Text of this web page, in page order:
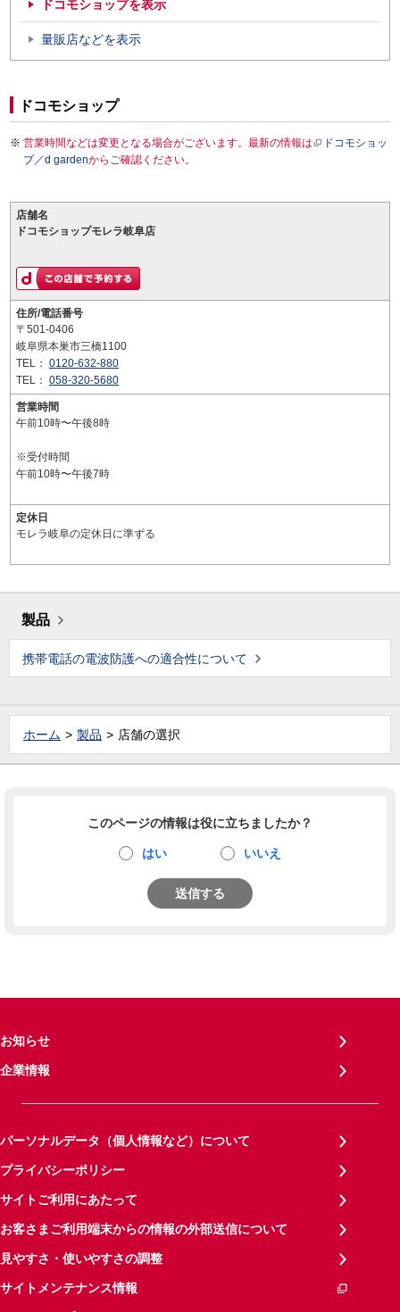
ドコモショップを表示
量販店などを表示
ドコモショップ
営業時間などは変更となる場合がございます。最新の情報は
ドコモショッ
プ／d gardenからご確認ください。
店舗名
ドコモショップモレラ岐阜店
住所/電話番号
〒501-0406
岐阜県本巣市三橋1100
TEL： 0120-632-880
TEL： 058-320-5680
営業時間
午前10時〜午後8時
※受付時間
午前10時〜午後7時
定休日
モレラ岐阜の定休日に準ずる
製品
携帯電話の電波防護への適合性について
ホーム 製品 店舗の選択
このページの情報は役に立ちましたか？
はい いいえ
送信する
お知らせ
企業情報
パーソナルデータ（個人情報など）について
プライバシーポリシー
サイトご利用にあたって
お客さまご利用端末からの情報の外部送信について
見やすさ・使いやすさの調整
サイトメンテナンス情報